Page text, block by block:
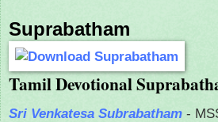
Suprabatham
Tamil Devotional
Sri Venkatesa Subrabatham -